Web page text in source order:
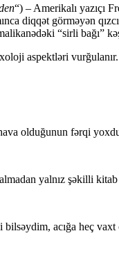
“) – Amerikalı yazıçı
diqqət görməyən
“sirli bağı”
aspektləri vurğulanır.
olduğunun fərqi
yalnız şəkilli
acığa heç vaxt